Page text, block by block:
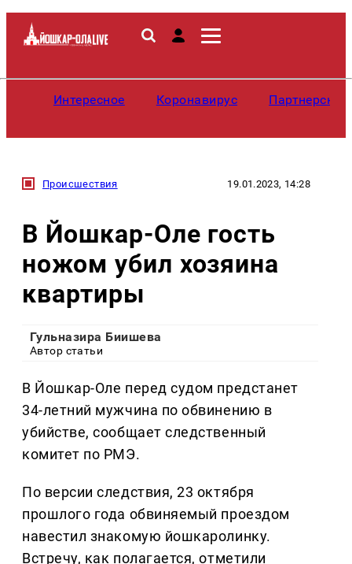
Интересное Коронавирус
Происшествия 19.01.2023, 14:28
В Йошкар-Оле гость
ножом убил хозяина
квартиры
Гульназира Биишева
Автор статьи
В Йошкар-Оле перед судом предстанет
34-летний мужчина по обвинению в
убийстве, сообщает следственный
комитет по РМЭ.
По версии следствия, 23 октября
прошлого года обвиняемый проездом
навестил знакомую йошкаролинку.
Встречу, как полагается, отметили